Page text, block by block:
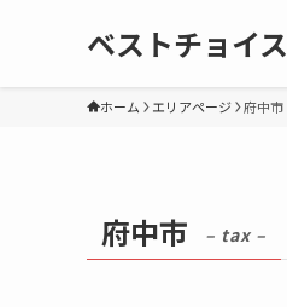
ベストチョイス
ホーム エリアページ 府中市
府中市 – tax –